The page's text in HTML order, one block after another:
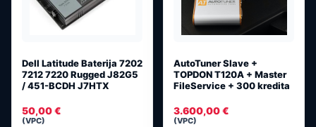
Dell Latitude Baterija 7202
7212 7220 Rugged J82G5
/ 451-BCDH J7HTX
50,00€
(VPC)
AutoTuner Slave +
TOPDON T120A + Master
FileService + 300 kredita
3.600,00€
(VPC)